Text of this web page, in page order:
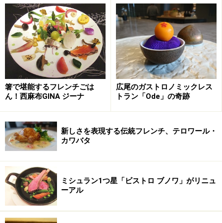
箸で堪能するフレンチごは
ん！西麻布GINA ジーナ
広尾のガストロノミックレス
トラン「Ode」の奇跡
新しさを表現する伝統フレンチ、テロワール・
カワバタ
ミシュラン1つ星「ビストロ ブノワ」がリニュ
ーアル